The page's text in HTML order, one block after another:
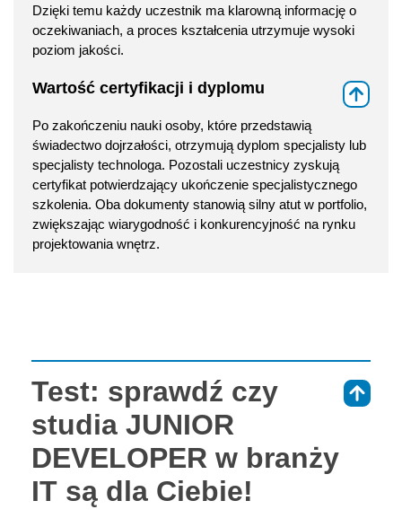
Dzięki temu każdy uczestnik ma klarowną informację o
oczekiwaniach, a proces kształcenia utrzymuje wysoki
poziom jakości.
Wartość certyfikacji i dyplomu
Po zakończeniu nauki osoby, które przedstawią
świadectwo dojrzałości, otrzymują dyplom specjalisty lub
specjalisty technologa. Pozostali uczestnicy zyskują
certyfikat potwierdzający ukończenie specjalistycznego
szkolenia. Oba dokumenty stanowią silny atut w portfolio,
zwiększając wiarygodność i konkurencyjność na rynku
projektowania wnętrz.
Test: sprawdź czy
studia JUNIOR
DEVELOPER w branży
IT są dla Ciebie!